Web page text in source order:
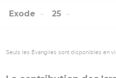
Exode 25
Seuls les Évangiles sont disponibles en